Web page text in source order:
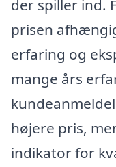
der spiller ind.
prisen
erfaring og
mange års
højere pris,
indikator for